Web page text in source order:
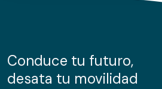
información sobre el uso que haga
nuestros partners de redes
Conduce tu futuro,
desata tu movilidad